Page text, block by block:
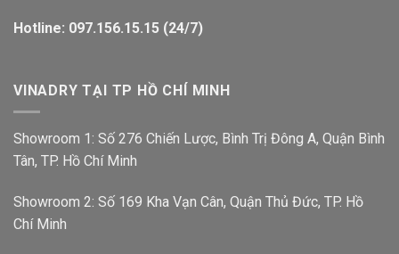
Hotline: 097.156.15.15 (24/7)
VINADRY TẠI TP HỒ CHÍ MINH
Showroom 1: Số 276 Chiến Lược, Bình Trị Đông A, Quận Bình
Tân, TP. Hồ Chí Minh
Showroom 2: Số 169 Kha Vạn Cân, Quận Thủ Đức, TP. Hồ
Chí Minh